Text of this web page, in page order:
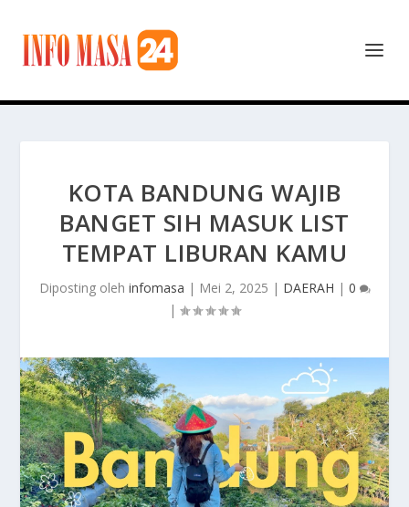
KOTA BANDUNG WAJIB
BANGET SIH MASUK LIST
TEMPAT LIBURAN KAMU
Diposting oleh infomasa | Mei 2, 2025 | DAERAH | 0
|